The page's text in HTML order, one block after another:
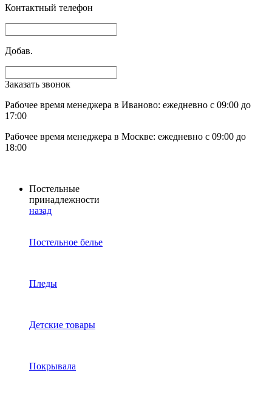
Контактный телефон
Добав.
Заказать звонок
Рабочее время менеджера в Иваново: ежедневно с 09:00 до
17:00
Рабочее время менеджера в Москве: ежедневно с 09:00 до
18:00
Постельные
принадлежности
назад
Постельное белье
Пледы
Детские товары
Покрывала